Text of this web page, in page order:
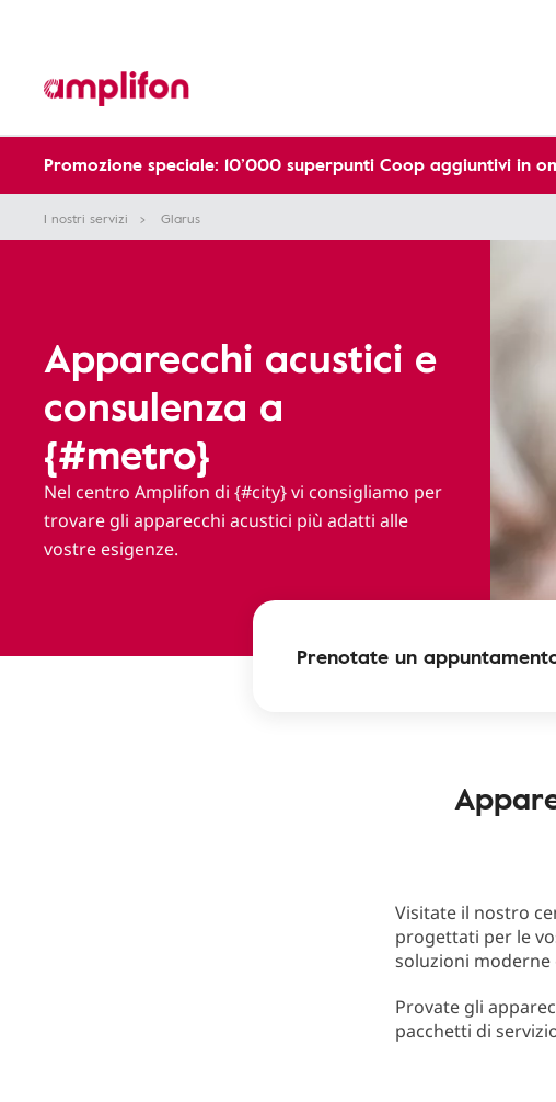
Promozione speciale: 10’000 superpunti Coop aggiuntivi in
I nostri servizi Glarus
Apparecchi acustici e
consulenza a
{#metro}
Nel centro Amplifon di {#city} vi consigliamo per
trovare gli apparecchi acustici più adatti alle
vostre esigenze.
Prenotate un
Visitate il nostro
progettati per le
soluzioni
Provate gli
pacchetti di